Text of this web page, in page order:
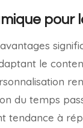
pour
le
du temps
tendance à